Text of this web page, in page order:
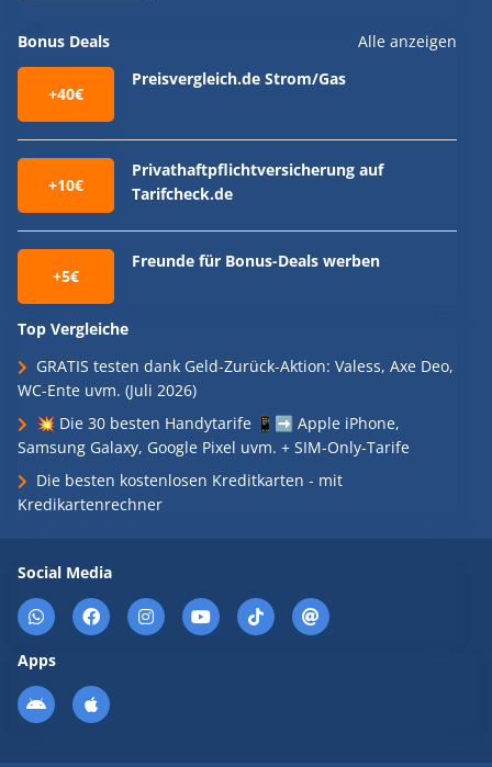
Bonus Deals Alle anzeigen
+40€
Preisvergleich.de Strom/Gas
+10€
Privathaftpflichtversicherung auf
Tarifcheck.de
+5€
Freunde für Bonus-Deals werben
Top Vergleiche
GRATIS testen dank Geld-Zurück-Aktion: Valess, Axe Deo,
WC-Ente uvm. (Juli 2026)
💥 Die 30 besten Handytarife 📱➡️ Apple iPhone,
Samsung Galaxy, Google Pixel uvm. + SIM-Only-Tarife
Die besten kostenlosen Kreditkarten - mit
Kredikartenrechner
Social Media
Apps